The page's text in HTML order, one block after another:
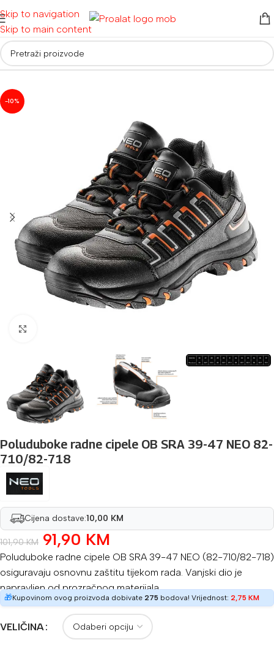
Skip to navigation
Skip to main content
Početna/ Radna odjeća i obuća
-10%
Poluduboke radne cipele OB SRA 39-47 NEO 82-
710/82-718
Cijena dostave:10,00 KM
101,90KM 91,90 KM
Poluduboke radne cipele OB SRA 39-47 NEO (82-710/82-718)
osiguravaju osnovnu zaštitu tijekom rada. Vanjski dio je
napravljen od prozračnog materijala.
🎁Kupovinom ovog proizvoda dobivate 275 bodova! Vrijednost: 2,75 KM
VELIČINA